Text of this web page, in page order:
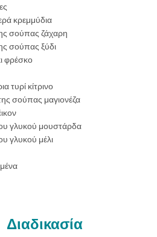
κρεμμύδια
σούπας ζάχαρη
σούπας ξύδι
φρέσκο
τυρί κίτρινο
σούπας μαγιονέζα
γλυκού μουστάρδα
γλυκού μέλι
Διαδικασία